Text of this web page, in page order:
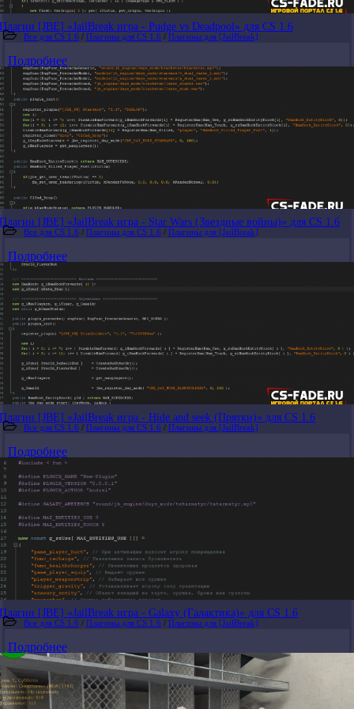
Плагин [JBE] «JailBreak игра - Pudge vs Deadpool» для CS 1.6
Все для CS 1.6 / Плагины для CS 1.6 / Плагины для [JailBreak]
Подробнее
Плагин [JBE] «JailBreak игра - Star Wars (Звездные войны)» для CS 1.6
Все для CS 1.6 / Плагины для CS 1.6 / Плагины для [JailBreak]
Подробнее
Плагин [JBE] «JailBreak игра - Hide and seek (Прятки)» для CS 1.6
Все для CS 1.6 / Плагины для CS 1.6 / Плагины для [JailBreak]
Подробнее
Плагин [JBE] «JailBreak игра - Galaxy (Галактика)» для CS 1.6
Все для CS 1.6 / Плагины для CS 1.6 / Плагины для [JailBreak]
Подробнее